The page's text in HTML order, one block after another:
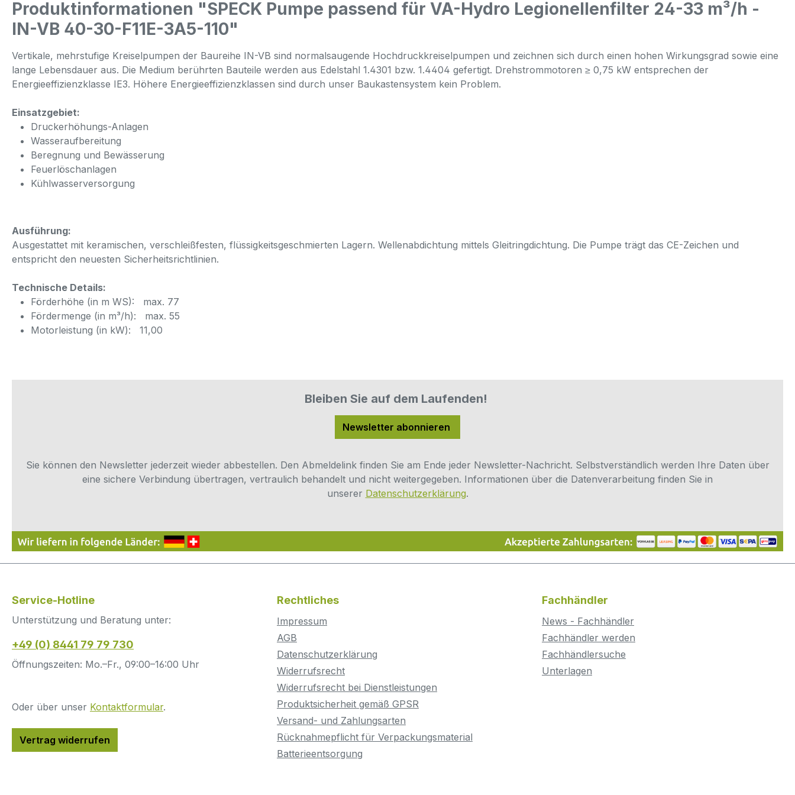
Produktinformationen "SPECK Pumpe passend für VA-Hydro Legionellenfilter 24-33 m³/h -
IN-VB 40-30-F11E-3A5-110"
Vertikale, mehrstufige Kreiselpumpen der Baureihe IN-VB sind normalsaugende Hochdruckkreiselpumpen und zeichnen sich durch einen hohen Wirkungsgrad sowie eine
lange Lebensdauer aus. Die Medium berührten Bauteile werden aus Edelstahl 1.4301 bzw. 1.4404 gefertigt. Drehstrommotoren ≥ 0,75 kW entsprechen der
Energieeffizienzklasse IE3. Höhere Energieeffizienzklassen sind durch unser Baukastensystem kein Problem.
Einsatzgebiet:
Druckerhöhungs-Anlagen
Wasseraufbereitung
Beregnung und Bewässerung
Feuerlöschanlagen
Kühlwasserversorgung
Ausführung:
Ausgestattet mit keramischen, verschleißfesten, flüssigkeitsgeschmierten Lagern. Wellenabdichtung mittels Gleitringdichtung. Die Pumpe trägt das CE-Zeichen und
entspricht den neuesten Sicherheitsrichtlinien.
Technische Details:
Förderhöhe (in m WS): max. 77
Fördermenge (in m³/h): max. 55
Motorleistung (in kW): 11,00
Bleiben Sie auf dem Laufenden!
Newsletter abonnieren
Sie können den Newsletter jederzeit wieder abbestellen. Den Abmeldelink finden Sie am Ende jeder Newsletter-Nachricht. Selbstverständlich werden Ihre Daten über
eine sichere Verbindung übertragen, vertraulich behandelt und nicht weitergegeben. Informationen über die Datenverarbeitung finden Sie in
unserer Datenschutzerklärung.
Service-Hotline
Unterstützung und Beratung unter:
+49 (0) 8441 79 79 730
Öffnungszeiten: Mo.–Fr., 09:00–16:00 Uhr
Oder über unser Kontaktformular.
Vertrag widerrufen
Rechtliches
Impressum
AGB
Datenschutzerklärung
Widerrufsrecht
Widerrufsrecht bei Dienstleistungen
Produktsicherheit gemäß GPSR
Versand- und Zahlungsarten
Rücknahmepflicht für Verpackungsmaterial
Batterieentsorgung
Fachhändler
News - Fachhändler
Fachhändler werden
Fachhändlersuche
Unterlagen